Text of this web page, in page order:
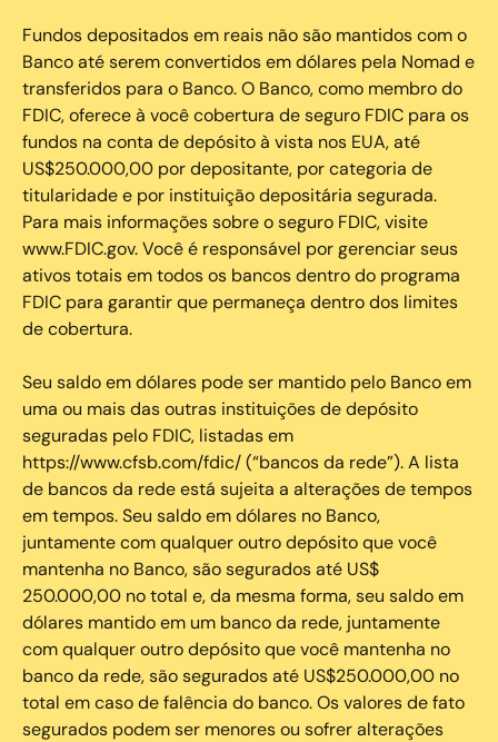
Fundos depositados em reais não são mantidos com o
Banco até serem convertidos em dólares pela Nomad e
transferidos para o Banco. O Banco, como membro do
FDIC, oferece à você cobertura de seguro FDIC para os
fundos na conta de depósito à vista nos EUA, até
US$250.000,00 por depositante, por categoria de
titularidade e por instituição depositária segurada.
Para mais informações sobre o seguro FDIC, visite
www.FDIC.gov. Você é responsável por gerenciar seus
ativos totais em todos os bancos dentro do programa
FDIC para garantir que permaneça dentro dos limites
de cobertura.
Seu saldo em dólares pode ser mantido pelo Banco em
uma ou mais das outras instituições de depósito
seguradas pelo FDIC, listadas em
https://www.cfsb.com/fdic/ (“bancos da rede”). A lista
de bancos da rede está sujeita a alterações de tempos
em tempos. Seu saldo em dólares no Banco,
juntamente com qualquer outro depósito que você
mantenha no Banco, são segurados até US$
250.000,00 no total e, da mesma forma, seu saldo em
dólares mantido em um banco da rede, juntamente
com qualquer outro depósito que você mantenha no
banco da rede, são segurados até US$250.000,00 no
total em caso de falência do banco. Os valores de fato
segurados podem ser menores ou sofrer alterações